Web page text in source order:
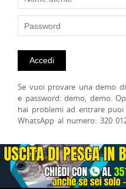
Se vuoi provare una demo
e password: demo, demo.
hai problemi ad entrare
WhatsApp al numero: 320